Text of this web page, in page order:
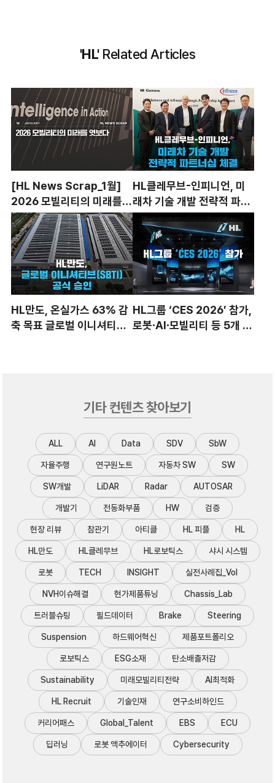
'HL'Related Articles
[HL News Scrap_1월]
2026 모빌리티의 미래를
엿보다
HL클레무브-인피니언, 미
래차 기술 개발 전략적 파트
너십 체결
HL만도, 온실가스 63% 감
축 목표 글로벌 이니셔티브
HL그룹 ‘CES 2026’ 참가,
로봇∙AI∙모빌리티 등 5개 혁
기타 컨텐츠 찾아보기
ALL AI Data SDV SbW
자율주행 연구원노트 자동차 SW SW
SW개발 LiDAR Radar AUTOSAR
개발기 전동화부품 HW 검증
현장 리뷰 참관기 아티클 HL 피플 HL
HL만도 HL클레무브 HL로보틱스 샤시 시스템
로봇 TECH INSIGHT 실전사례집_Vol
NVH이슈해결 현가제품튜닝 Chassis_Lab
트러블슈팅 필드데이터 Brake Steering
Suspension 하드웨어혁신 제품포트폴리오
로보틱스 ESG소재 탄소배출저감
Sustainability 미래모빌리티전략 AI최적화
HL Recruit 기술인재 연구소비하인드
커리어패스 Global_Talent EBS ECU
딥러닝 로봇 액추에이터 Cybersecurity